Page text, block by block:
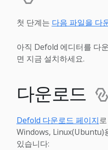
첫 단계는 다음 파일을 다
아직 Defold 에디터를 다
면 지금 설치하세요.
다운로드
Defold 다운로드 페이지
Windows, Linux(Ubuntu)
있습니다: